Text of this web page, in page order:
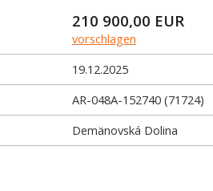
210 900,00 EUR
vorschlagen
19.12.2025
AR-048A-152740 (71724)
Demänovská Dolina